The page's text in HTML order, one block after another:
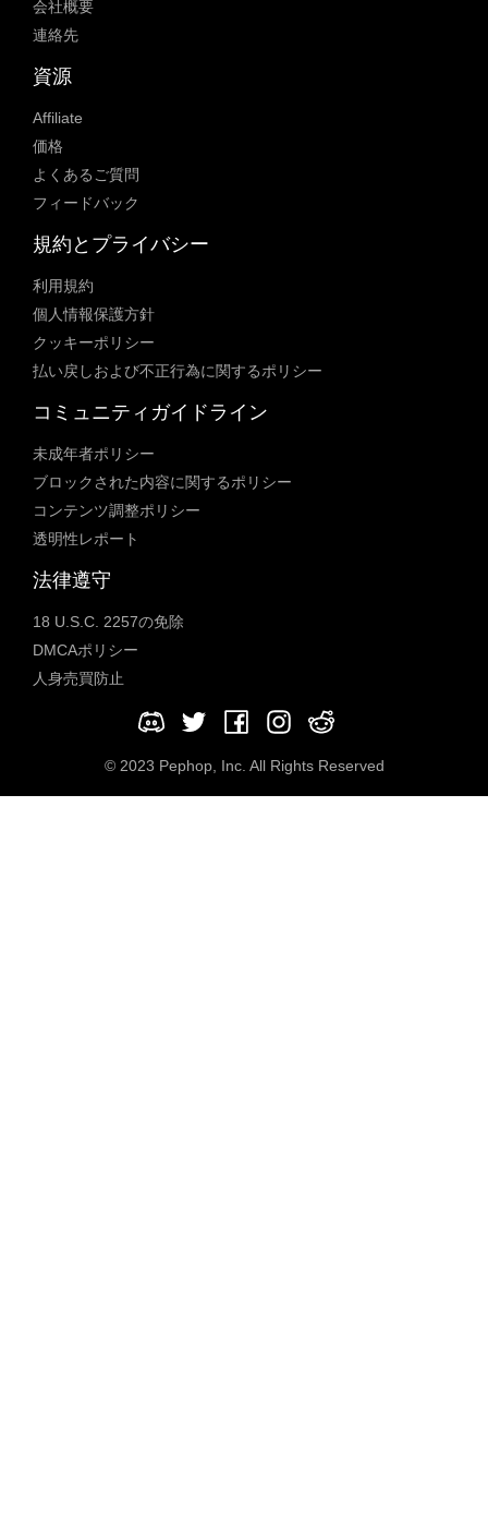
会社概要
連絡先
資源
Affiliate
価格
よくあるご質問
フィードバック
規約とプライバシー
利用規約
個人情報保護方針
クッキーポリシー
払い戻しおよび不正行為に関するポリシー
コミュニティガイドライン
未成年者ポリシー
ブロックされた内容に関するポリシー
コンテンツ調整ポリシー
透明性レポート
法律遵守
18 U.S.C. 2257の免除
DMCAポリシー
人身売買防止
© 2023 Pephop, Inc. All Rights Reserved